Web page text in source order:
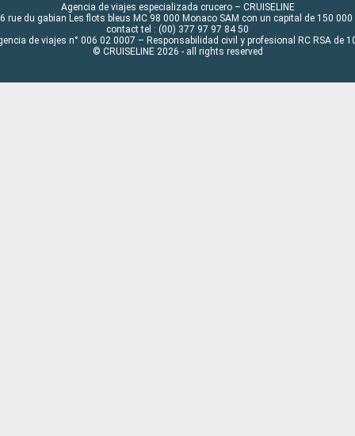
Agencia de viajes especializada crucero – CRUISELINE
rue du gabian Les flots bleus MC 98 000 Monaco SAM con un capital de 150 000
contact tel : (00) 377 97 97 84 50
de viajes n° 006 02 0007 – Responsabilidad civil y profesional RC RSA de
© CRUISELINE 2026 - all rights reserved